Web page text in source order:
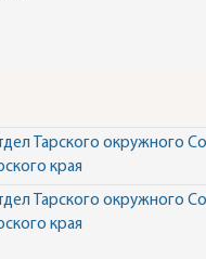
Тарского окружного
края
Тарского окружного
края